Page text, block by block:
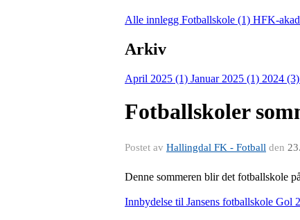
Alle innlegg Fotballskole (1) HFK-
Arkiv
April 2025 (1) Januar 2025 (1) 2024 (3)
Fotballskoler
Postet av Hallingdal FK - Fotball den
Denne sommeren blir det fotballskole
Innbydelse til Jansens fotballskole Gol